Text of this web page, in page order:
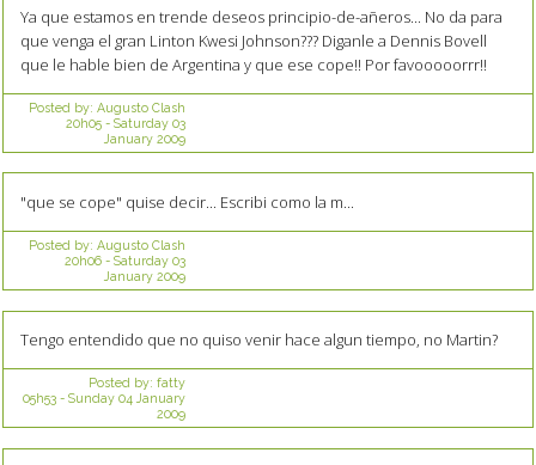
Ya que estamos en trende deseos principio-de-añeros... No da para
que venga el gran Linton Kwesi Johnson??? Diganle a Dennis Bovell
que le hable bien de Argentina y que ese cope!! Por favooooorrr!!
Posted by: Augusto Clash
20h05- Saturday 03
January 2009
"que se cope" quise decir... Escribi como la m...
Posted by: Augusto Clash
20h06- Saturday 03
January 2009
Tengo entendido que no quiso venir hace algun tiempo, no Martin?
Posted by: fatty
05h53- Sunday 04 January
2009